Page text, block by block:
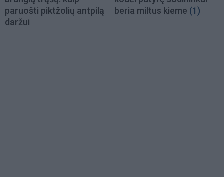
paruošti piktžolių antpilą
daržui
beria miltus kieme (1)